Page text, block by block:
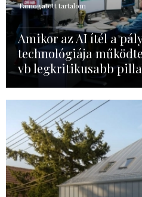
Támogatott tartalom
Amikor az AI ítél a
technológiája
vb legkritikusabb